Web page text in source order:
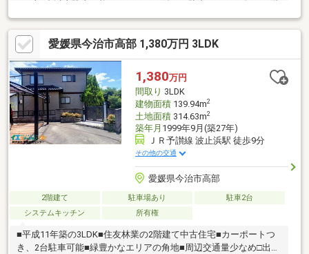
にも2階にもトイレがあって安心♪
愛媛県今治市高部 1,380万円 3LDK
1,380万円
間取り 3LDK
建物面積139.94m2
土地面積314.63m2
築年月 1999年9月(築27年)
ＪＲ予讃線 波止浜駅 徒歩9分
その他の交通
愛媛県今治市高部
2階建て 駐車場あり
駐車2台
システムキッチン
所有権
■平成11年築の3LDK■住友林業の2階建て中古住宅■カーポートつ
き、2台駐車可能■緑豊かなエリアの角地■周辺交通量少なめ□出窓